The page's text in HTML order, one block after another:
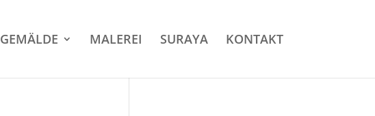
GEMÄLDE MALEREI SURAYA KONTAKT